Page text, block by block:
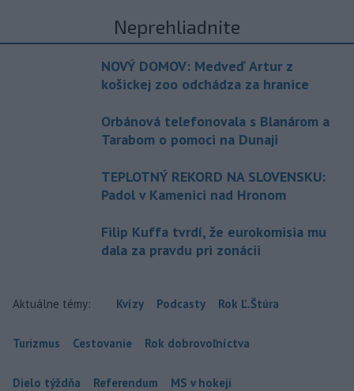
Neprehliadnite
NOVÝ DOMOV: Medveď Artur z
košickej zoo odchádza za hranice
Orbánová telefonovala s Blanárom a
Tarabom o pomoci na Dunaji
TEPLOTNÝ REKORD NA SLOVENSKU:
Padol v Kamenici nad Hronom
Filip Kuffa tvrdí, že eurokomisia mu
dala za pravdu pri zonácii
Aktuálne témy: Kvízy Podcasty Rok Ľ.Štúra
Turizmus Cestovanie Rok dobrovoľníctva
Dielo týždňa Referendum MS v hokeji